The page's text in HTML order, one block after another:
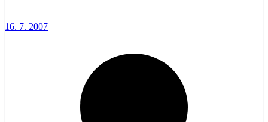
16. 7. 2007